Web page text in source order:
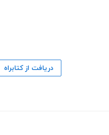
دریافت از کتابراه